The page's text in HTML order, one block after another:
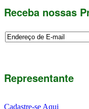
Receba nossas
Representante
Cadastre-se Aqui